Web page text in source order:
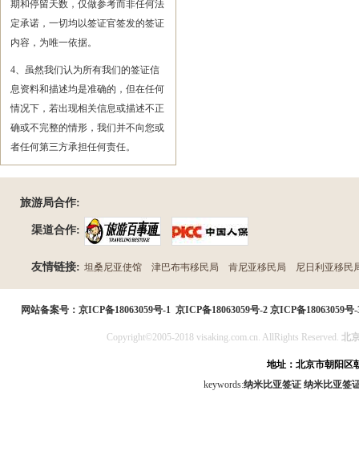
期和停留天数，仅做参考而非任何法
定承诺，一切均以签证官签发的签证
内容，为唯一依据。
4、虽然我们认为所有我们的签证信
息资料和描述均是准确的，但在任何
情况下，若出现相关信息或描述不正
确或不完整的情形，我们并不向您或
者任何第三方承担任何责任。
旅游局合作:
渠道合作:
友情链接: 坦桑尼亚使馆 津巴布韦移民局 肯尼亚移民局 尼日利亚移民
网站备案号： 京ICP备18063059号-1 京ICP备18063059号-2 京ICP备18063059号-
Copyright©2005-2018 visaking.com.cn. AllRights Reserved. 北
地址：北京市朝阳区
keywords:纳米比亚签证 纳米比亚签